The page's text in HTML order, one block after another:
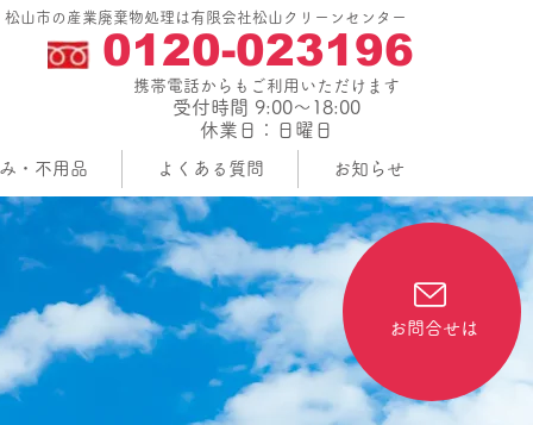
お問合せは
0120-023196
山市の産業廃棄物処理は有限会社松山クリーンセンター
携帯電話からもご利用いただけます
受付時間 9:00～18:00
休業日：日曜日
・不用品 よくある質問 お知らせ